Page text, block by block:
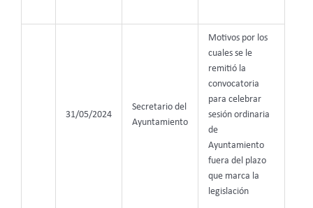
31/05/2024
Secretario del
Ayuntamiento
Motivos por los
cuales se le
remitió la
convocatoria
para celebrar
sesión ordinaria
de
Ayuntamiento
fuera del plazo
que marca la
legislación